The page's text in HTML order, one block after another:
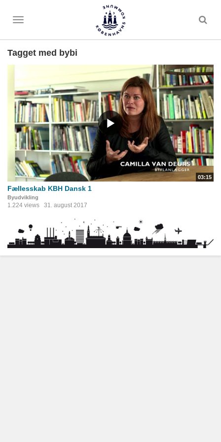
Toggle
Tagget med bybi
03:15
Fællesskab KBH Dansk 1
Byudvikling
1.224 views 31. august 2017